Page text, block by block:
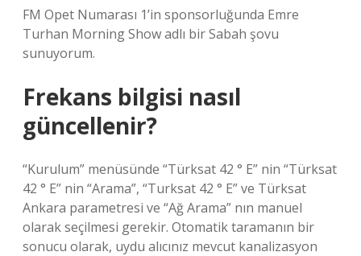
FM Opet Numarası 1’in sponsorluğunda Emre
Turhan Morning Show adlı bir Sabah şovu
sunuyorum.
Frekans bilgisi nasıl
güncellenir?
“Kurulum” menüsünde “Türksat 42 ° E” nin “Türksat
42 ° E” nin “Arama”, “Turksat 42 ° E” ve Türksat
Ankara parametresi ve “Ağ Arama” nın manuel
olarak seçilmesi gerekir. Otomatik taramanın bir
sonucu olarak, uydu alıcınız mevcut kanalizasyon